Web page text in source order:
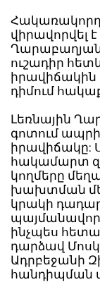
վիրավորվել
Ղարաբաղյան
ուշադիր
իրավիճակին
դիմում
Լեռնային
գոտում
իրավիճակը:
հակամարտ
կողմերը
խախտման
կրակի
ինչպես
դարձավ
Ադրբեջանի
հանդիպման